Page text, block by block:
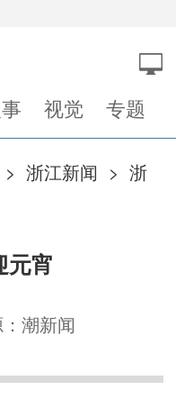
视觉 专题
> 浙江新闻 > 浙
元宵
潮新闻